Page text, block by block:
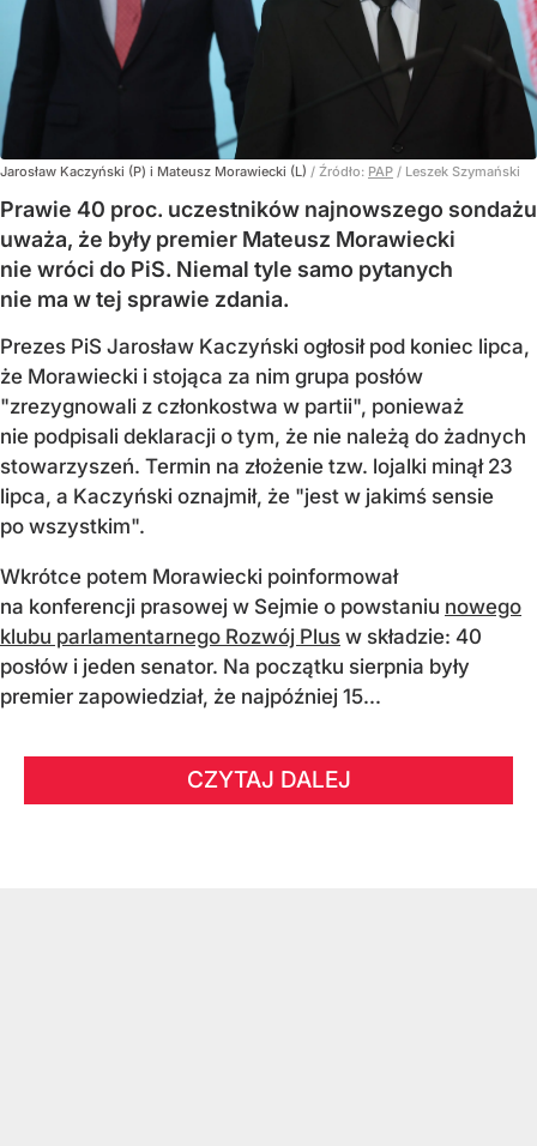
Jarosław Kaczyński (P) i Mateusz Morawiecki (L) / Źródło: PAP / Leszek Szymański
Prawie 40 proc. uczestników najnowszego sondażu
uważa, że były premier Mateusz Morawiecki
nie wróci do PiS. Niemal tyle samo pytanych
nie ma w tej sprawie zdania.
Prezes PiS Jarosław Kaczyński ogłosił pod koniec lipca,
że Morawiecki i stojąca za nim grupa posłów
"zrezygnowali z członkostwa w partii", ponieważ
nie podpisali deklaracji o tym, że nie należą do żadnych
stowarzyszeń. Termin na złożenie tzw. lojalki minął 23
lipca, a Kaczyński oznajmił, że "jest w jakimś sensie
po wszystkim".
Wkrótce potem Morawiecki poinformował
na konferencji prasowej w Sejmie o powstaniu nowego
klubu parlamentarnego Rozwój Plus w składzie: 40
posłów i jeden senator. Na początku sierpnia były
premier zapowiedział, że najpóźniej 15...
CZYTAJ DALEJ